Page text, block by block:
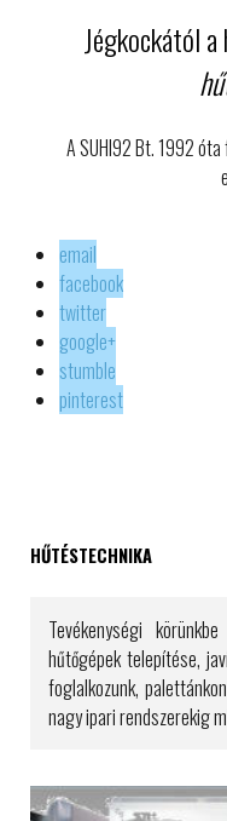
Jégkockától
A SUHI92 Bt. 1992
email
facebook
twitter
google+
stumble
pinterest
HŰTÉSTECHNIKA
Tevékenységi
hűtőgépek telepítése,
foglalkozunk,
nagy ipari rendszerekig